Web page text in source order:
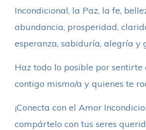
Incondicional, la Paz, la fe,
abundancia, prosperidad,
esperanza, sabiduría, alegría y
Haz todo lo posible por sentirte
contigo mismo/a y quienes te
¡Conecta con el Amor
compártelo con tus seres